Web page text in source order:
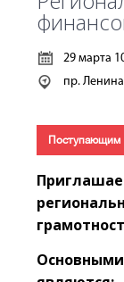
29 марта
пр.
Поступающим